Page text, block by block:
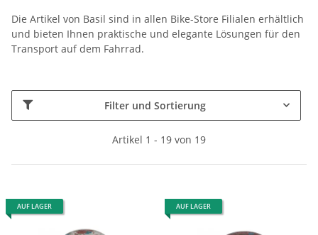
Die Artikel von Basil sind in allen Bike-Store Filialen erhältlich
und bieten Ihnen praktische und elegante Lösungen für den
Transport auf dem Fahrrad.
Filter und Sortierung
Artikel 1 - 19 von 19
AUF LAGER AUF LAGER